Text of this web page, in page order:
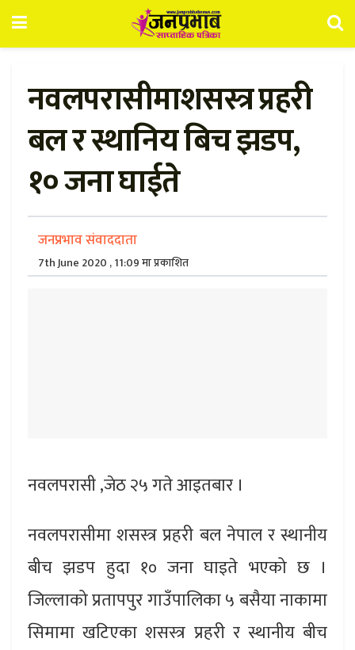
नवलपरासीमाशसस्त्र प्रहरी
बल र स्थानिय बिच झडप,
१० जना घाईते
जनप्रभाव संवाददाता
7th June 2020 , 11:09 मा प्रकाशित
नवलपरासी ,जेठ २५ गते आइतबार ।
नवलपरासीमा शसस्त्र प्रहरी बल नेपाल र स्थानीय
बीच झडप हुदा १० जना घाइते भएको छ ।
जिल्लाको प्रतापपुर गाउँपालिका ५ बसैया नाकामा
सिमामा खटिएका शसस्त्र प्रहरी र स्थानीय बीच